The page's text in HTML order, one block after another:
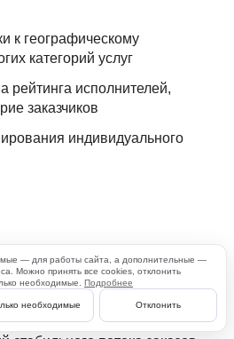
к географическому
категорий услуг
рейтинга исполнителей,
заказчиков
индивидуального
в популярных категориях
за выполненные заказы
— для работы сайта, а дополнительные —
Можно принять все cookies, отклонить
необходимые. Подробнее
необходимые Отклонить